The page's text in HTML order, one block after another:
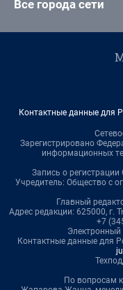
Все города сети
Контактные данные для
Зарегистрировано
информационных
Запись о
Учредитель: Общество с
Главный
Адрес редакции: 625000, г.
+7
Электронный
Контактные данные для
По вопросам